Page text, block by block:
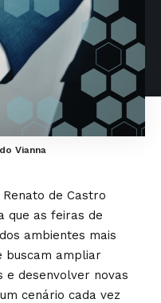
Vianna
de Castro
que as feiras de
ambientes mais
buscam ampliar
e desenvolver novas
cenário cada vez